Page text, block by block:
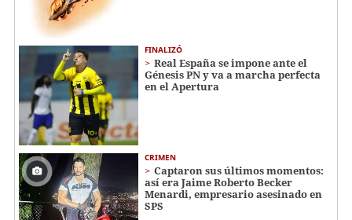
FINALIZÓ
Real España se impone ante el
Génesis PN y va a marcha perfecta
en el Apertura
CRIMEN
Captaron sus últimos momentos:
así era Jaime Roberto Becker
Menardi​​​, empresario asesinado en
SPS